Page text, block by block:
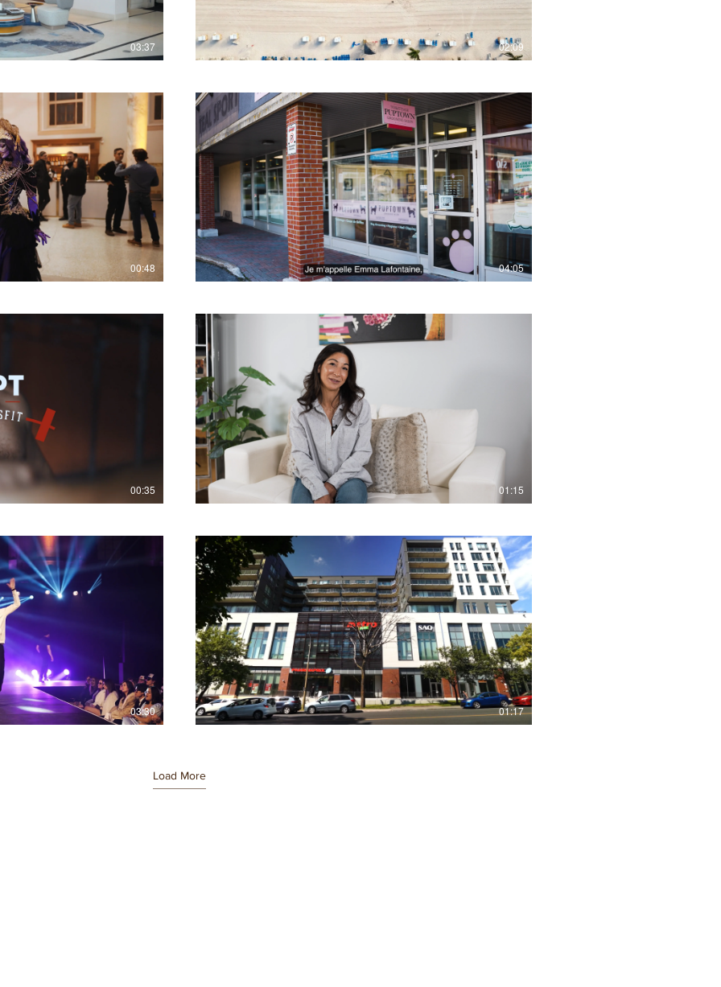
03:37 02:09
Video
00:48
Play Video
04:05
Video
00:35
Play Video
01:15
Video
03:30
Play Video
01:17
Load More